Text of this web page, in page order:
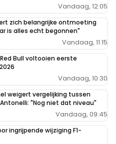
Vandaag, 12:05
zich belangrijke ontmoeting
is alles echt begonnen"
Vandaag, 11:15
Bull voltooien eerste
Vandaag, 10:30
weigert vergelijking tussen
"Nog niet dat niveau"
Vandaag, 09:45
ingrijpende wijziging F1-